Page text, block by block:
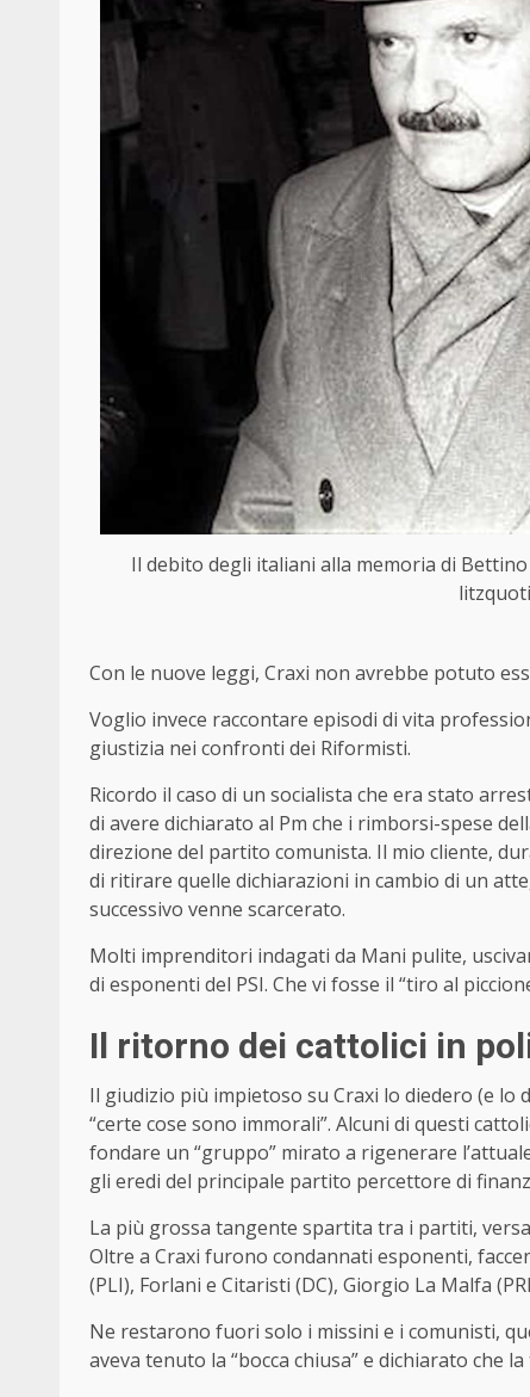
Il debito degli italiani alla memoria di
Con le nuove leggi, Craxi non avrebbe potuto
Voglio invece raccontare episodi di vita
giustizia nei confronti dei Riformisti.
Ricordo il caso di un socialista che era stato
di avere dichiarato al Pm che i rimborsi-spese
direzione del partito comunista. Il mio cliente,
di ritirare quelle dichiarazioni in cambio di un
successivo venne scarcerato.
Molti imprenditori indagati da Mani pulite,
di esponenti del PSI. Che vi fosse il “tiro al
Il ritorno dei cattolici in
Il giudizio più impietoso su Craxi lo diedero (e lo
“certe cose sono immorali”. Alcuni di questi
fondare un “gruppo” mirato a rigenerare
gli eredi del principale partito percettore di
La più grossa tangente spartita tra i partiti,
Oltre a Craxi furono condannati esponenti,
(PLI), Forlani e Citaristi (DC), Giorgio La Malfa
Ne restarono fuori solo i missini e i comunisti,
aveva tenuto la “bocca chiusa” e dichiarato che